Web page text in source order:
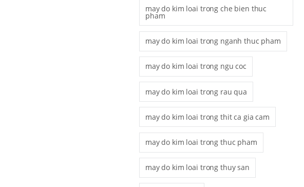
may do kim loai trong che bien thuc
pham
may do kim loai trong nganh thuc pham
may do kim loai trong ngu coc
may do kim loai trong rau qua
may do kim loai trong thit ca gia cam
may do kim loai trong thuc pham
may do kim loai trong thuy san